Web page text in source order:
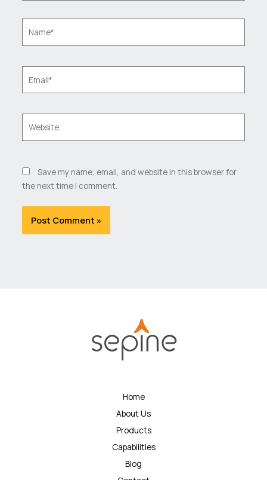
Save my name, email, and website in this browser for
the next time I comment.
Home
About Us
Products
Capabilities
Blog